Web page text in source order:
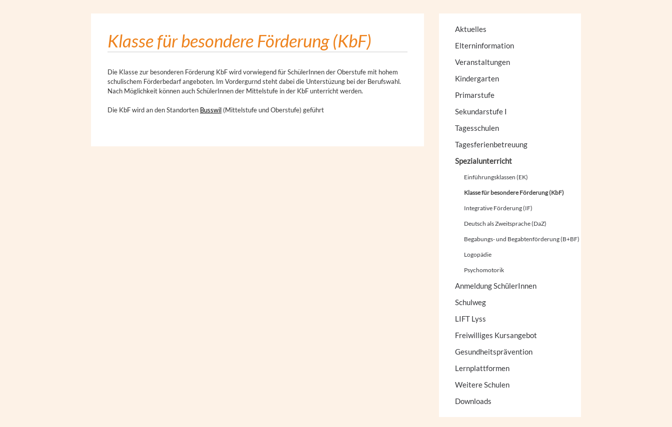
Klasse für besondere Förderung (KbF)
Die Klasse zur besonderen Förderung KbF wird vorwiegend für SchülerInnen der Oberstufe mit hohem
schulischem Förderbedarf angeboten. Im Vordergurnd steht dabei die Unterstüzung bei der Berufswahl.
Nach Möglichkeit können auch SchülerInnen der Mittelstufe in der KbF unterricht werden.
Die KbF wird an den Standorten Busswil (Mittelstufe und Oberstufe) geführt
Aktuelles
Elterninformation
Veranstaltungen
Kindergarten
Primarstufe
Sekundarstufe I
Tagesschulen
Tagesferienbetreuung
Spezialunterricht
Einführungsklassen (EK)
Klasse für besondere Förderung (KbF)
Integrative Förderung (IF)
Deutsch als Zweitsprache (DaZ)
Begabungs- und Begabtenförderung (B+BF)
Logopädie
Psychomotorik
Anmeldung SchülerInnen
Schulweg
LIFT Lyss
Freiwilliges Kursangebot
Gesundheitsprävention
Lernplattformen
Weitere Schulen
Downloads